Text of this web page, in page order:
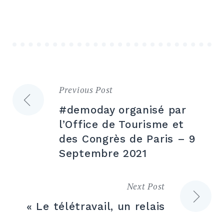
Navigation
l’article
Previous Post
#demoday organisé par
l’Office de Tourisme et
des Congrès de Paris – 9
Septembre 2021
Next Post
« Le télétravail, un relais